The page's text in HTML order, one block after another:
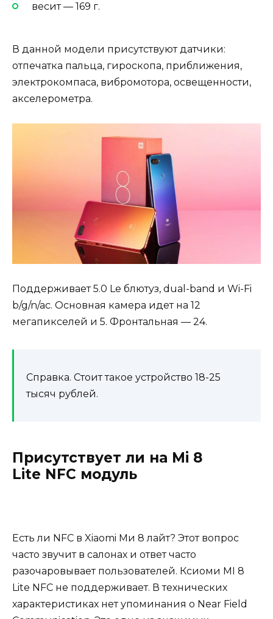
весит — 169 г.
В данной модели присутствуют датчики:
отпечатка пальца, гироскопа, приближения,
электрокомпаса, вибромотора, освещенности,
акселерометра.
Поддерживает 5.0 Le блютуз, dual-band и Wi-Fi
b/g/n/ac. Основная камера идет на 12
мегапикселей и 5. Фронтальная — 24.
Справка. Стоит такое устройство 18-25
тысяч рублей.
Присутствует ли на Mi 8
Lite NFC модуль
Есть ли NFC в Xiaomi Ми 8 лайт? Этот вопрос
часто звучит в салонах и ответ часто
разочаровывает пользователей. Ксиоми MI 8
Lite NFC не поддерживает. В технических
характеристиках нет упоминания о Near Field